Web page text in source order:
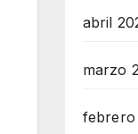
abril
marzo
febrero